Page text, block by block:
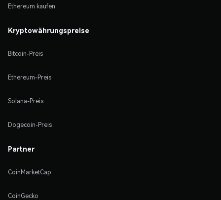
Ethereum kaufen
Kryptowährungspreise
Bitcoin-Preis
Ethereum-Preis
Solana-Preis
Dogecoin-Preis
Partner
CoinMarketCap
CoinGecko